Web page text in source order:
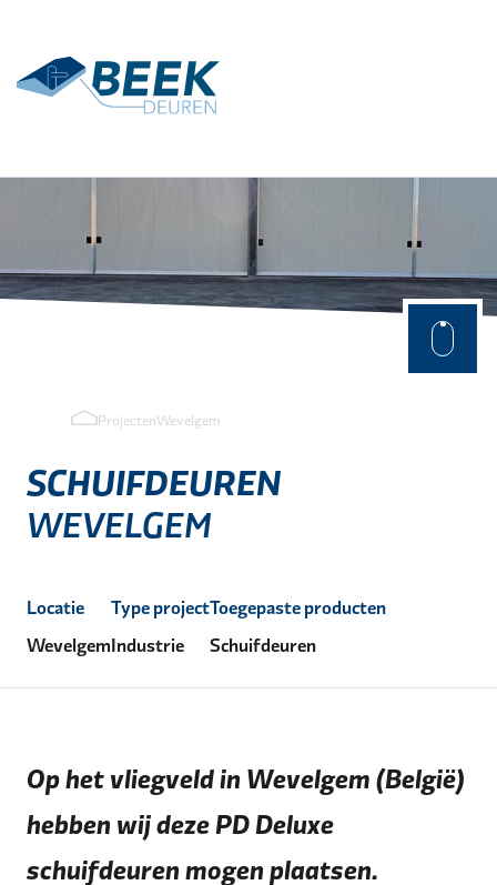
Toepassingen
Agrarisch
ProjectenWevelgem
SCHUIFDEUREN
WEVELGEM
Locatie
Wevelgem
Type project
Industrie
Toegepaste producten
Schuifdeuren
Op het vliegveld in Wevelgem (België)
hebben wij deze PD Deluxe
schuifdeuren mogen plaatsen.